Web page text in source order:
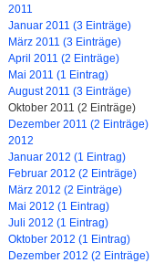
2011
Januar 2011 (3 Einträge)
März 2011 (3 Einträge)
April 2011 (2 Einträge)
Mai 2011 (1 Eintrag)
August 2011 (3 Einträge)
Oktober 2011 (2 Einträge)
Dezember 2011 (2 Einträge)
2012
Januar 2012 (1 Eintrag)
Februar 2012 (2 Einträge)
März 2012 (2 Einträge)
Mai 2012 (1 Eintrag)
Juli 2012 (1 Eintrag)
Oktober 2012 (1 Eintrag)
Dezember 2012 (2 Einträge)